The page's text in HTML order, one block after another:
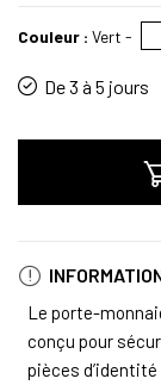
Couleur : Vert -
De 3 à 5 jours
Le porte-
conçu pour
pièces